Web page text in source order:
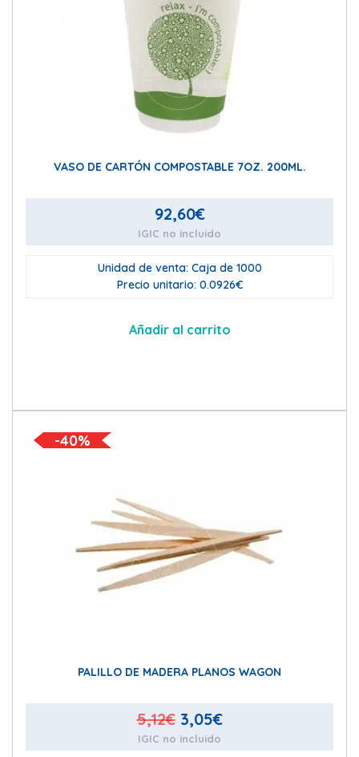
VASO DE CARTÓN COMPOSTABLE 7OZ. 200ML.
92,60€
IGIC no incluido
Unidad de venta: Caja de 1000
Precio unitario: 0.0926€
Añadir al carrito
-40%
PALILLO DE MADERA PLANOS WAGON
5,12€ El
precio
3,05€El
IGIC no incluido